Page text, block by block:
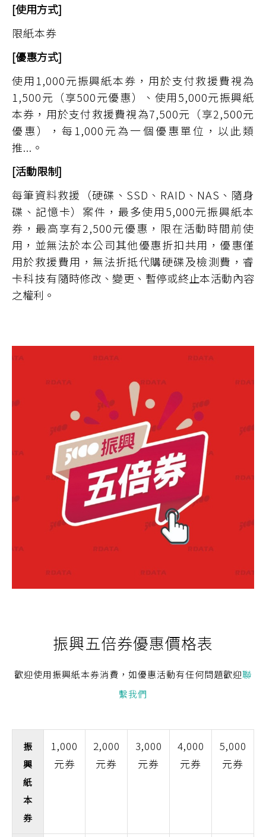
[使用方式]
限紙本券
[優惠方式]
使用1,000元振興紙本券，用於支付救援費視為
1,500元（享500元優惠）、使用5,000元振興紙
本券，用於支付救援費視為7,500元（享2,500元
優惠），每1,000元為一個優惠單位，以此類
推...。
[活動限制]
每筆資料救援（硬碟、SSD、RAID、NAS、隨身
碟、記憶卡）案件，最多使用5,000元振興紙本
券，最高享有2,500元優惠，限在活動時間前使
用，並無法於本公司其他優惠折扣共用，優惠僅
用於救援費用，無法折抵代購硬碟及檢測費，睿
卡科技有隨時修改、變更、暫停或終止本活動內容
之權利。
振興五倍券優惠價格表
歡迎使用振興紙本券消費，如優惠活動有任何問題歡迎聯
繫我們
振
興
紙
本
券
1,000
元券
2,000
元券
3,000
元券
4,000
元券
5,000
元券